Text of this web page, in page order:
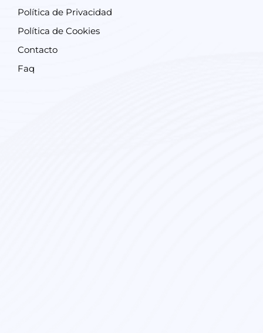
Política de Privacidad
Política de Cookies
Contacto
Faq